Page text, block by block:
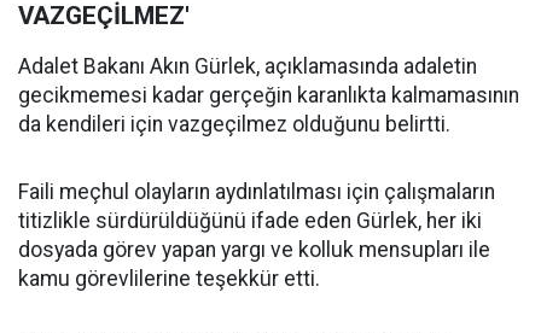
VAZGEÇİLMEZ'
Adalet Bakanı Akın Gürlek, açıklamasında adaletin
gecikmemesi kadar gerçeğin karanlıkta kalmamasının
da kendileri için vazgeçilmez olduğunu belirtti.
Faili meçhul olayların aydınlatılması için çalışmaların
titizlikle sürdürüldüğünü ifade eden Gürlek, her iki
dosyada görev yapan yargı ve kolluk mensupları ile
kamu görevlilerine teşekkür etti.